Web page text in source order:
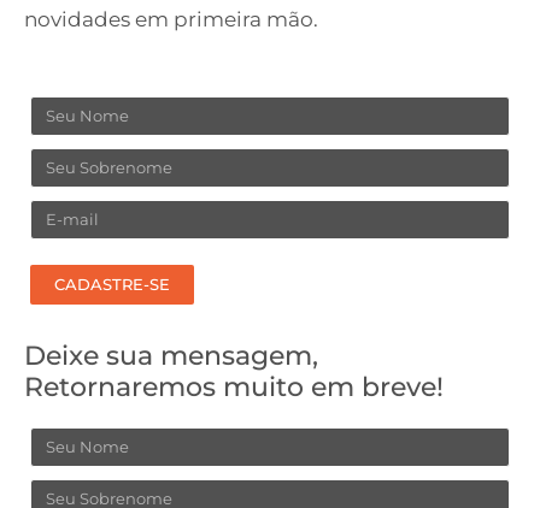
novidades em primeira mão.
Nome
Sobrenome
Email
CADASTRE-SE
Deixe sua mensagem,
Retornaremos muito em breve!
Nome
Sobrenome